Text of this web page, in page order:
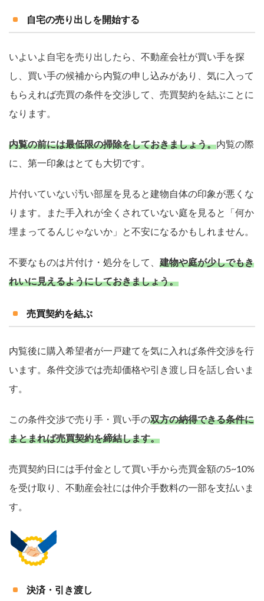
自宅の売り出しを開始する
いよいよ自宅を売り出したら、不動産会社が買い手を探
し、買い手の候補から内覧の申し込みがあり、気に入って
もらえれば売買の条件を交渉して、売買契約を結ぶことに
なります。
内覧の前には最低限の掃除をしておきましょう。内覧の際
に、第一印象はとても大切です。
片付いていない汚い部屋を見ると建物自体の印象が悪くな
ります。また手入れが全くされていない庭を見ると「何か
埋まってるんじゃないか」と不安になるかもしれません。
不要なものは片付け・処分をして、 建物や庭が少しでもき
れいに見えるようにしておきましょう。
売買契約を結ぶ
内覧後に購入希望者が一戸建てを気に入れば条件交渉を行
います。条件交渉では売却価格や引き渡し日を話し合いま
す。
この条件交渉で売り手・買い手の双方の納得できる条件に
まとまれば売買契約を締結します。
売買契約日には手付金として買い手から売買金額の5~10%
を受け取り、不動産会社には仲介手数料の一部を支払いま
す。
決済・引き渡し